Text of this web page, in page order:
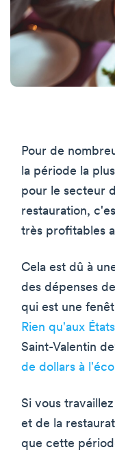
Pour de
la période la
pour le secteur
restauration,
très profitables
Cela est dû à
des dépenses
qui est une
Rien qu'aux
Saint-Valentin
de dollars à
Si vous
et de la
que cette